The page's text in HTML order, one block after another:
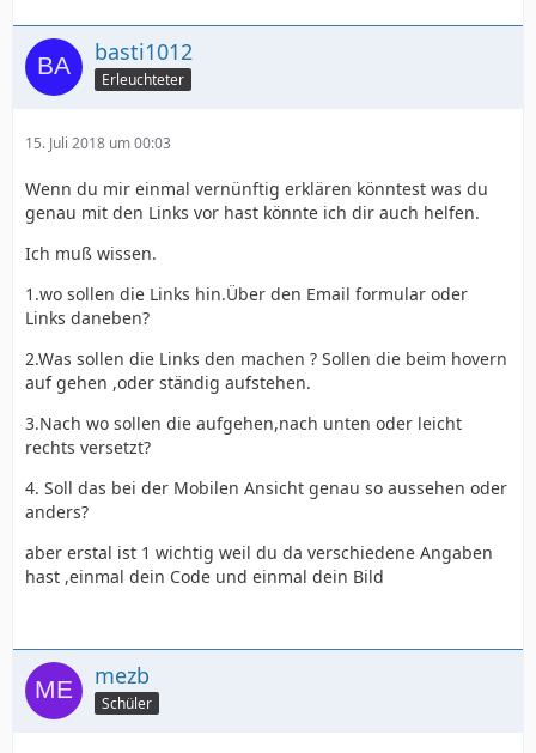
basti1012
Erleuchteter
15. Juli 2018 um 00:03
Wenn du mir einmal vernünftig erklären könntest was du
genau mit den Links vor hast könnte ich dir auch helfen.
Ich muß wissen.
1.wo sollen die Links hin.Über den Email formular oder
Links daneben?
2.Was sollen die Links den machen ? Sollen die beim hovern
auf gehen ,oder ständig aufstehen.
3.Nach wo sollen die aufgehen,nach unten oder leicht
rechts versetzt?
4. Soll das bei der Mobilen Ansicht genau so aussehen oder
anders?
aber erstal ist 1 wichtig weil du da verschiedene Angaben
hast ,einmal dein Code und einmal dein Bild
mezb
Schüler